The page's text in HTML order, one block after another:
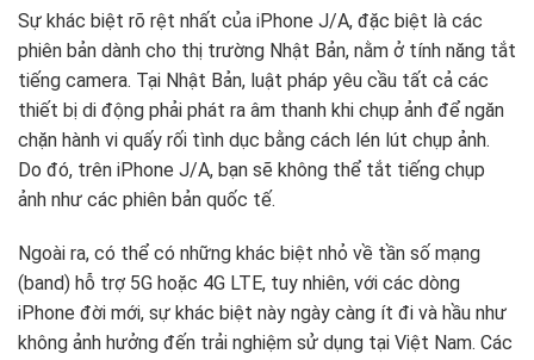
Sự khác biệt rõ rệt nhất của iPhone J/A, đặc biệt là các
phiên bản dành cho thị trường Nhật Bản, nằm ở tính năng tắt
tiếng camera. Tại Nhật Bản, luật pháp yêu cầu tất cả các
thiết bị di động phải phát ra âm thanh khi chụp ảnh để ngăn
chặn hành vi quấy rối tình dục bằng cách lén lút chụp ảnh.
Do đó, trên iPhone J/A, bạn sẽ không thể tắt tiếng chụp
ảnh như các phiên bản quốc tế.
Ngoài ra, có thể có những khác biệt nhỏ về tần số mạng
(band) hỗ trợ 5G hoặc 4G LTE, tuy nhiên, với các dòng
iPhone đời mới, sự khác biệt này ngày càng ít đi và hầu như
không ảnh hưởng đến trải nghiệm sử dụng tại Việt Nam. Các